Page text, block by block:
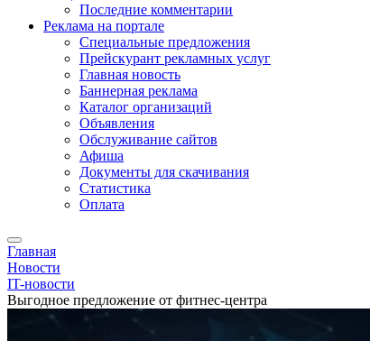
Последние комментарии
Реклама на портале
Специальные предложения
Прейскурант рекламных услуг
Главная новость
Баннерная реклама
Каталог организаций
Объявления
Обслуживание сайтов
Афиша
Документы для скачивания
Статистика
Оплата
Главная
Новости
IT-новости
Выгодное предложение от фитнес-центра